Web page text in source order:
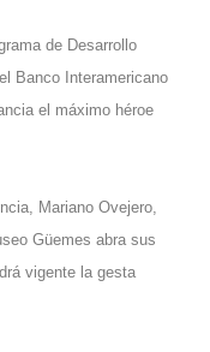
de Desarrollo
Banco Interamericano
el máximo héroe
Mariano Ovejero,
Güemes abra sus
vigente la gesta